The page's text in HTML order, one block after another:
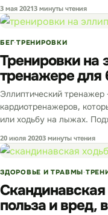
такая тренировка…
3 мая 20213 минуты чтения
БЕГ ТРЕНИРОВКИ
Тренировки на
тренажере для
Эллиптический
кардиотренажеров,
или ходьбу на лыжах.
20 июля 20203 минуты чтения
ЗДОРОВЬЕ И ТРАВМЫ
польза и вред,